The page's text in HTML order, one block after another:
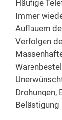
Häufige
Immer
Auflauern
Verfolgen
Drohungen,
Belästigung